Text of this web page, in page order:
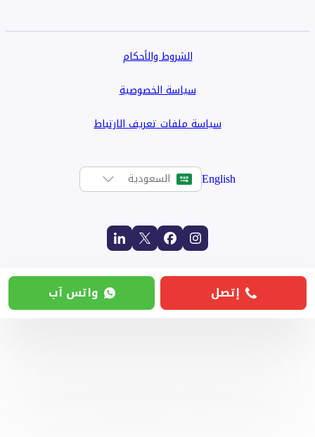
الشروط والأحكام
سياسة الخصوصية
سياسة ملفات تعريف الارتباط
English السعودية
إتصل واتس آب